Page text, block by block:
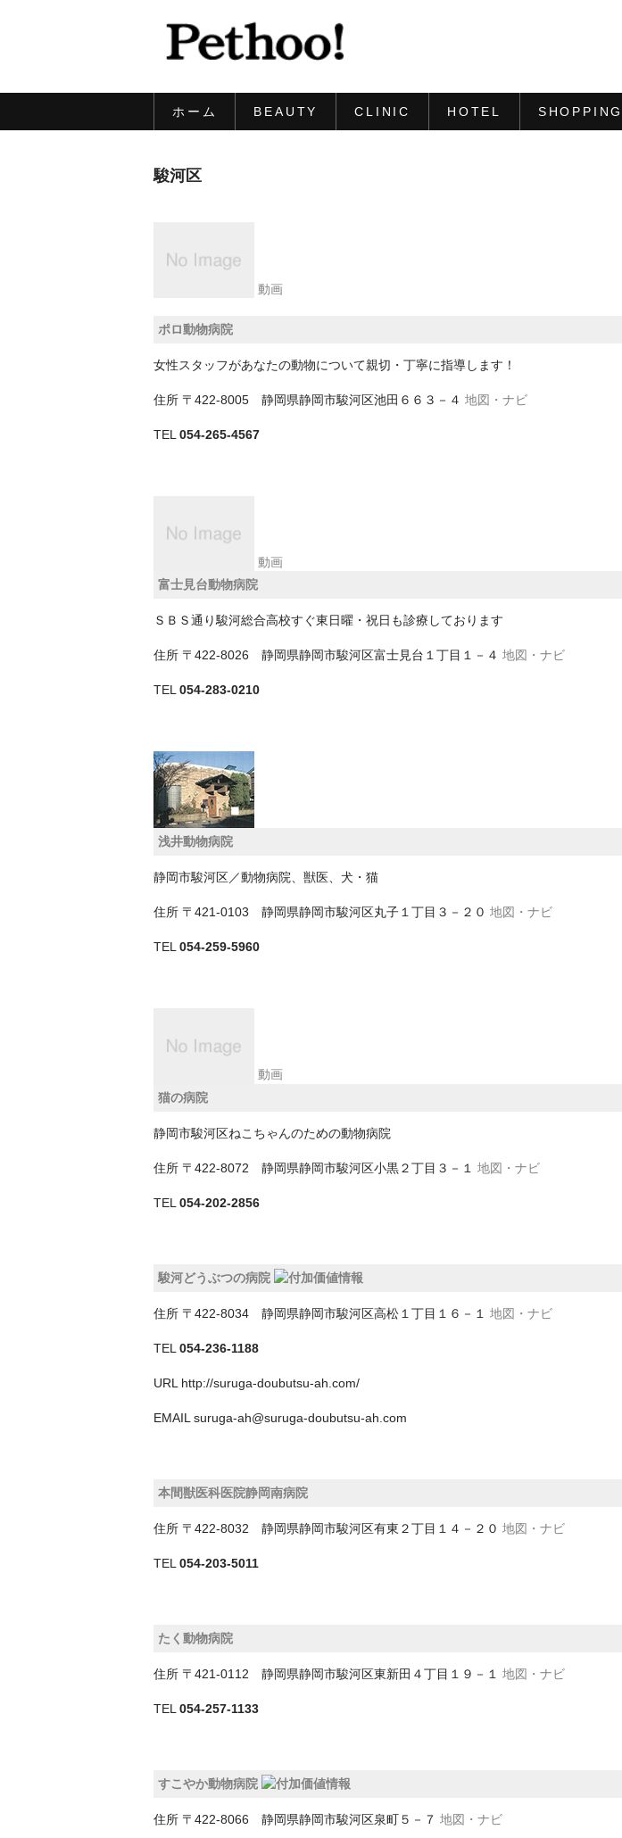
ホーム BEAUTY CLINIC HOTEL SHOPPING
駿河区
動画
ポロ動物病院
女性スタッフがあなたの動物について親切・丁寧に指導します！
住所 〒422-8005 静岡県静岡市駿河区池田６６３－４ 地図・ナビ
TEL 054-265-4567
動画
富士見台動物病院
ＳＢＳ通り駿河総合高校すぐ東日曜・祝日も診療しております
住所 〒422-8026 静岡県静岡市駿河区富士見台１丁目１－４ 地図・ナビ
TEL 054-283-0210
浅井動物病院
静岡市駿河区／動物病院、獣医、犬・猫
住所 〒421-0103 静岡県静岡市駿河区丸子１丁目３－２０ 地図・ナビ
TEL 054-259-5960
動画
猫の病院
静岡市駿河区ねこちゃんのための動物病院
住所 〒422-8072 静岡県静岡市駿河区小黒２丁目３－１ 地図・ナビ
TEL 054-202-2856
駿河どうぶつの病院
住所 〒422-8034 静岡県静岡市駿河区高松１丁目１６－１ 地図・ナビ
TEL 054-236-1188
URL http://suruga-doubutsu-ah.com/
EMAIL suruga-ah@suruga-doubutsu-ah.com
本間獣医科医院静岡南病院
住所 〒422-8032 静岡県静岡市駿河区有東２丁目１４－２０ 地図・ナビ
TEL 054-203-5011
たく動物病院
住所 〒421-0112 静岡県静岡市駿河区東新田４丁目１９－１ 地図・ナビ
TEL 054-257-1133
すこやか動物病院
住所 〒422-8066 静岡県静岡市駿河区泉町５－７ 地図・ナビ